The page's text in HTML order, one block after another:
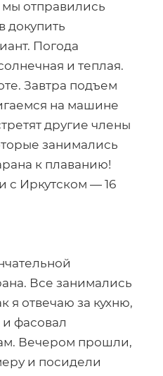
мы отправились
докупить
Погода
и теплая.
Завтра подъем
на машине
другие члены
занимались
к плаванию!
с Иркутском — 16
Все занимались
я отвечаю за кухню,
фасовал
Вечером прошли,
и посидели